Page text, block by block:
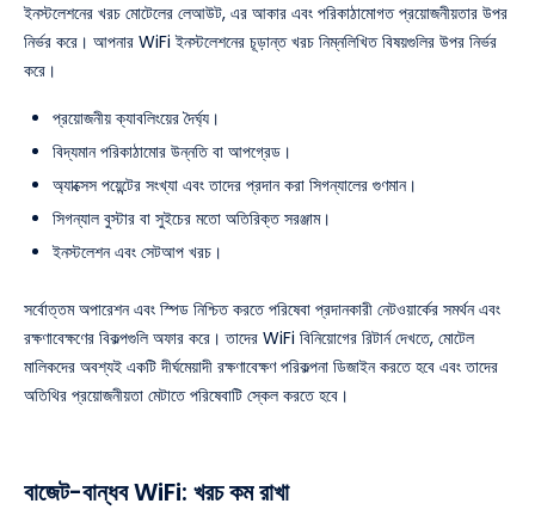
ইনস্টলেশনের খরচ মোটেলের লেআউট, এর আকার এবং পরিকাঠামোগত প্রয়োজনীয়তার উপর
নির্ভর করে। আপনার WiFi ইনস্টলেশনের চূড়ান্ত খরচ নিম্নলিখিত বিষয়গুলির উপর নির্ভর
করে।
প্রয়োজনীয় ক্যাবলিংয়ের দৈর্ঘ্য।
বিদ্যমান পরিকাঠামোর উন্নতি বা আপগ্রেড।
অ্যাক্সেস পয়েন্টের সংখ্যা এবং তাদের প্রদান করা সিগন্যালের গুণমান।
সিগন্যাল বুস্টার বা সুইচের মতো অতিরিক্ত সরঞ্জাম।
ইনস্টলেশন এবং সেটআপ খরচ।
সর্বোত্তম অপারেশন এবং স্পিড নিশ্চিত করতে পরিষেবা প্রদানকারী নেটওয়ার্কের সমর্থন এবং
রক্ষণাবেক্ষণের বিকল্পগুলি অফার করে। তাদের WiFi বিনিয়োগের রিটার্ন দেখতে, মোটেল
মালিকদের অবশ্যই একটি দীর্ঘমেয়াদী রক্ষণাবেক্ষণ পরিকল্পনা ডিজাইন করতে হবে এবং তাদের
অতিথির প্রয়োজনীয়তা মেটাতে পরিষেবাটি স্কেল করতে হবে।
বাজেট-বান্ধব WiFi: খরচ কম রাখা